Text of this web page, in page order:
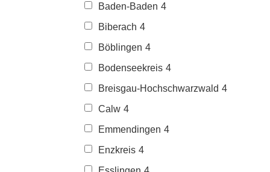
Baden-Baden 4
Biberach 4
Böblingen 4
Bodenseekreis 4
Breisgau-Hochschwarzwald 4
Calw 4
Emmendingen 4
Enzkreis 4